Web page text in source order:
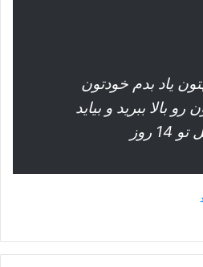
یاد بدم خودتون
بالا ببرید و بیاید
روز